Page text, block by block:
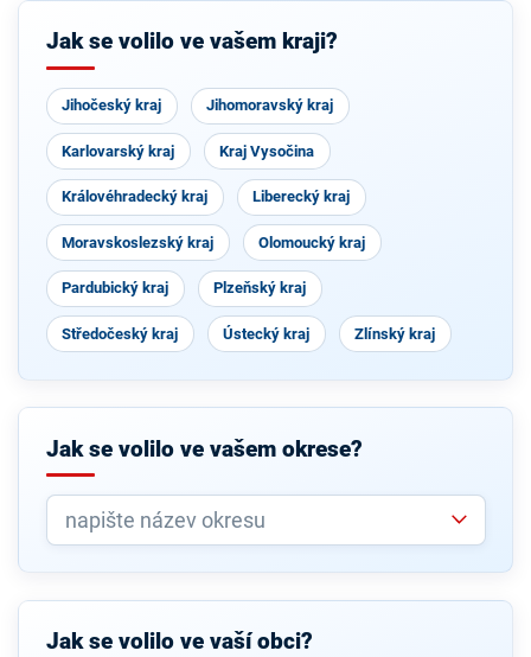
Jak se volilo ve vašem kraji?
Jihočeský kraj Jihomoravský kraj
Karlovarský kraj Kraj Vysočina
Královéhradecký kraj Liberecký kraj
Moravskoslezský kraj Olomoucký kraj
Pardubický kraj Plzeňský kraj
Středočeský kraj Ústecký kraj Zlínský kraj
Jak se volilo ve vašem okrese?
Jak se volilo ve vaší obci?